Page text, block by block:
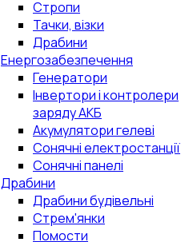
Стропи
Тачки, візки
Драбини
Енергозабезпечення
Генератори
Інвертори і контролери
заряду АКБ
Акумулятори гелеві
Сонячні електростанції
Сонячні панелі
Драбини
Драбини будівельні
Стрем'янки
Помости